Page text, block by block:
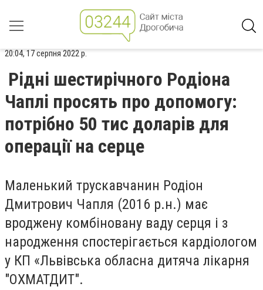
20:04, 17 серпня 2022 р.
Рідні шестирічного Родіона
Чаплі просять про допомогу:
потрібно 50 тис доларів для
операції на серце
Маленький трускавчанин Родіон
Дмитрович Чапля (2016 р.н.) має
вроджену комбіновану ваду серця і з
народження спостерігається кардіологом
у КП «Львівська обласна дитяча лікарня
"ОХМАТДИТ".